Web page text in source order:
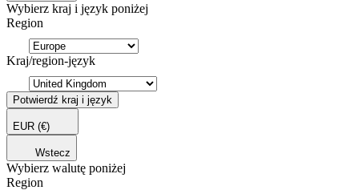
Wybierz kraj i język poniżej
Region
Kraj/region-język
Potwierdź kraj i język
EUR (€)
Wstecz
Wybierz walutę poniżej
Region